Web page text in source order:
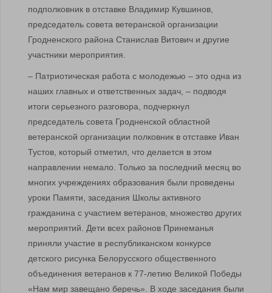
подполковник в отставке Владимир Кувшинов,
председатель совета ветеранской организации
Гродненского района Станислав Витович и другие
участники мероприятия.
– Патриотическая работа с молодежью – это одна из
наших главных и ответственных задач, – подводя
итоги серьезного разговора, подчеркнул
председатель совета Гродненской областной
ветеранской организации полковник в отставке Иван
Тустов, который отметил, что делается в этом
направлении немало. Только за последний месяц во
многих учреждениях образования были проведены
уроки Памяти, заседания Школы активного
гражданина с участием ветеранов, множество других
мероприятий. Дети всех районов Принеманья
приняли участие в республиканском конкурсе
детского рисунка Белорусского общественного
объединения ветеранов к 77-летию Великой Победы
«Нам мир завещано беречь». В ходе заседания были